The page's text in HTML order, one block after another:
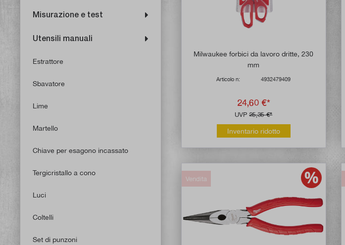
Misurazione e test
Utensili manuali
Estrattore
Sbavatore
Lime
Martello
Chiave per esagono incassato
Tergicristallo a cono
Luci
Coltelli
Set di punzoni
Milwaukee forbici da lavoro dritte, 230
mm
Articolo n: 4932479409
24,60 €*
UVP25,35 €*
Inventario ridotto
Vendita